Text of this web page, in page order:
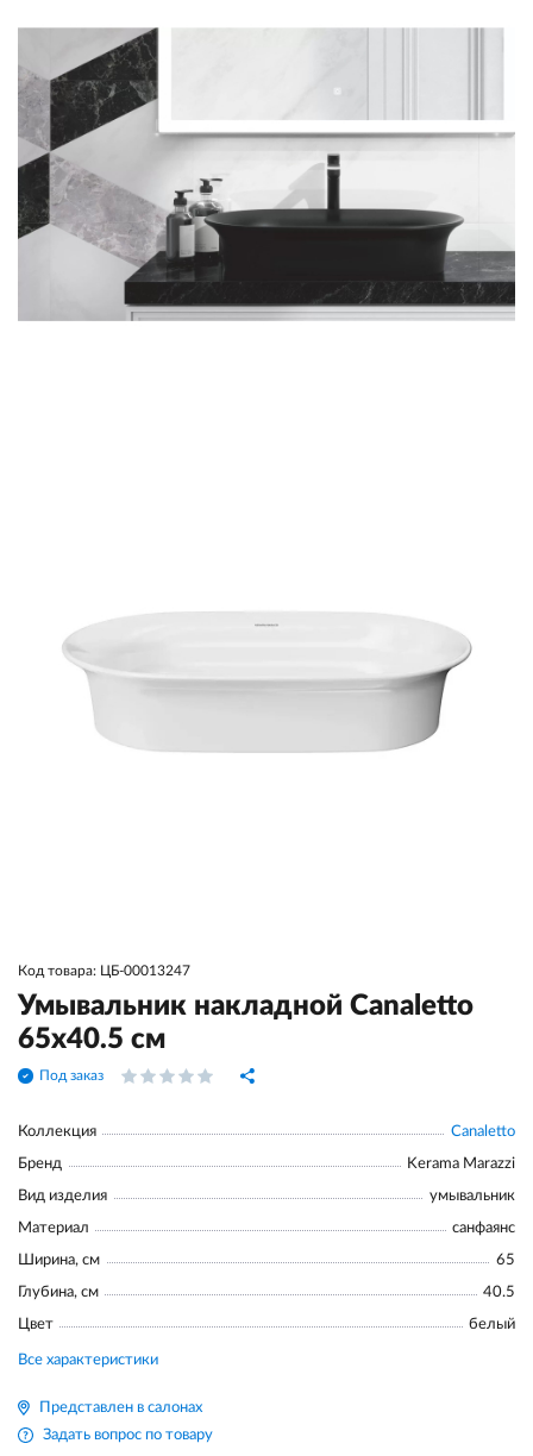
Код товара: ЦБ-00013247
Умывальник накладной Canaletto
65х40.5 см
Под заказ
Коллекция Canaletto
Бренд Kerama Marazzi
Вид изделия умывальник
Материал санфаянс
Ширина, см 65
Глубина, см 40.5
Цвет белый
Все характеристики
Представлен в салонах
Задать вопрос по товару